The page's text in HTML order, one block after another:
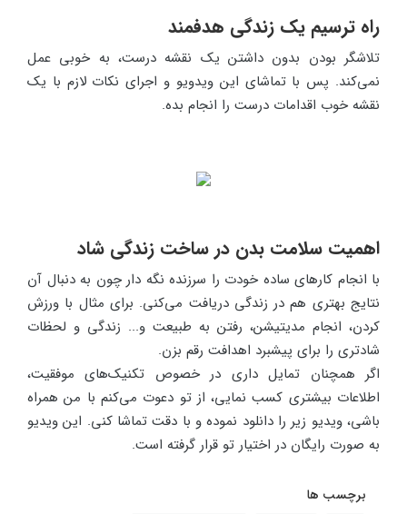
راه ترسیم یک زندگی هدفمند
تلاشگر بودن بدون داشتن یک نقشه درست، به خوبی عمل
نمی‌کند. پس با تماشای این ویدویو و اجرای نکات لازم با یک
نقشه خوب اقدامات درست را انجام بده.
اهمیت سلامت بدن در ساخت زندگی شاد
با انجام کارهای ساده خودت را سرزنده نگه دار چون به دنبال آن
نتایج بهتری هم در زندگی دریافت می‌کنی. برای مثال با ورزش
کردن، انجام مدیتیشن، رفتن به طبیعت و... زندگی و لحظات
شادتری را برای پیشبرد اهدافت رقم بزن.
اگر همچنان تمایل داری در خصوص تکنیک‌های موفقیت،
اطلاعات بیشتری کسب نمایی، از تو دعوت می‌کنم با من همراه
باشی، ویدیو زیر را دانلود نموده و با دقت تماشا کنی. این ویدیو
به صورت رایگان در اختیار تو قرار گرفته است.
برچسب ها